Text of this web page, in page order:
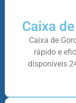
Caixa
Caixa de
rápido e
disponíveis